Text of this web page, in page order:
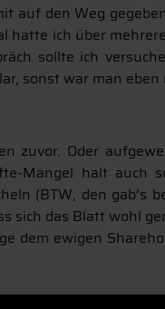
den Weg
ich über
sollte ich
sonst war man eben
Oder
Mangel halt
(BTW, den gab’s
das Blatt wohl
dem ewigen